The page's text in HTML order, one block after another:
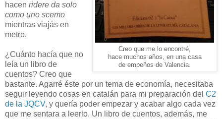
Creo que me lo encontré,
hace muchos años, en una casa
de empeños de Valencia.
hacen ridere da solo
como uno scemo
mientras viajás en
metro.
¿Cuánto hacía que no
leía un libro de
cuentos? Creo que
bastante. Agarré éste por un tema de economía, necesitaba
seguir leyendo cosas en catalán para mi preparación del C2
de la JQCV, y quería poder empezar y acabar algo cada vez
que me sentara a leerlo. Un libro de cuentos, además, me